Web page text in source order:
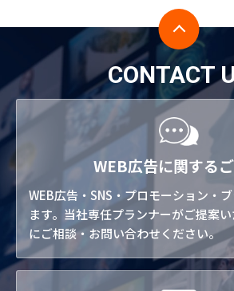
CONTACT
WEB広告に関する
WEB広告・SNS・プロモーション・
ます。当社専任プランナーがご提案
にご相談・お問い合わせください。